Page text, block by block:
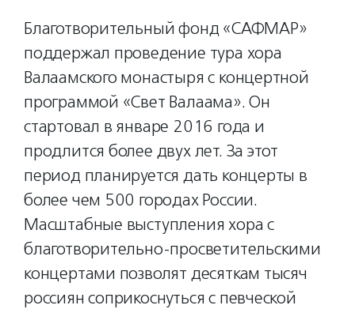
Благотворительный фонд «САФМАР»
поддержал проведение тура хора
Валаамского монастыря с концертной
программой «Свет Валаама». Он
стартовал в январе 2016 года и
продлится более двух лет. За этот
период планируется дать концерты в
более чем 500 городах России.
Масштабные выступления хора с
благотворительно-просветительскими
концертами позволят десяткам тысяч
россиян соприкоснуться с певческой